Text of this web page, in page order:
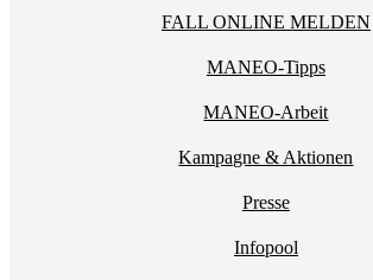
FALL ONLINE MELDEN
MANEO-Tipps
MANEO-Arbeit
Kampagne & Aktionen
Presse
Infopool